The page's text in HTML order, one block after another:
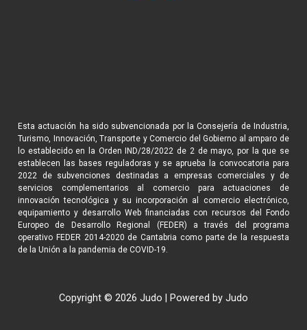
Esta actuación ha sido subvencionada por la Consejería de Industria,
Turismo, Innovación, Transporte y Comercio del Gobierno al amparo de
lo establecido en la Orden IND/28/2022 de 2 de mayo, por la que se
establecen las bases reguladoras y se aprueba la convocatoria para
2022 de subvenciones destinadas a empresas comerciales y de
servicios complementarios al comercio para actuaciones de
innovación tecnológica y su incorporación al comercio electrónico,
equipamiento y desarrollo Web financiadas con recursos del Fondo
Europeo de Desarrollo Regional (FEDER) a través del programa
operativo FEDER 2014-2020 de Cantabria como parte de la respuesta
de la Unión a la pandemia de COVID-19.
Copyright © 2026 Judo | Powered by Judo